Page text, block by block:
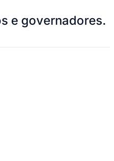
e governadores.